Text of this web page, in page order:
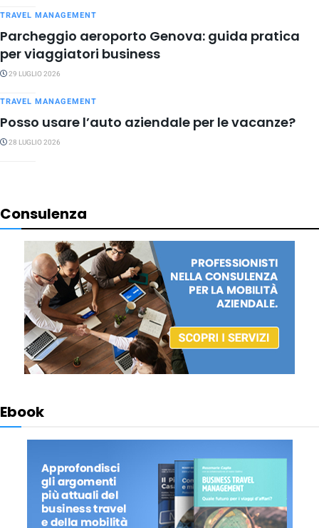
TRAVEL MANAGEMENT
Parcheggio aeroporto Genova: guida pratica
per viaggiatori business
29 LUGLIO 2026
TRAVEL MANAGEMENT
Posso usare l’auto aziendale per le vacanze?
28 LUGLIO 2026
Consulenza
Ebook